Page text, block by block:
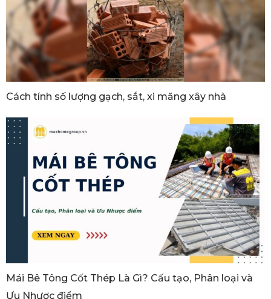
Cách tính số lượng gạch, sắt, xi măng xây nhà
Mái Bê Tông Cốt Thép Là Gì? Cấu tạo, Phân loại và
Ưu Nhược điểm